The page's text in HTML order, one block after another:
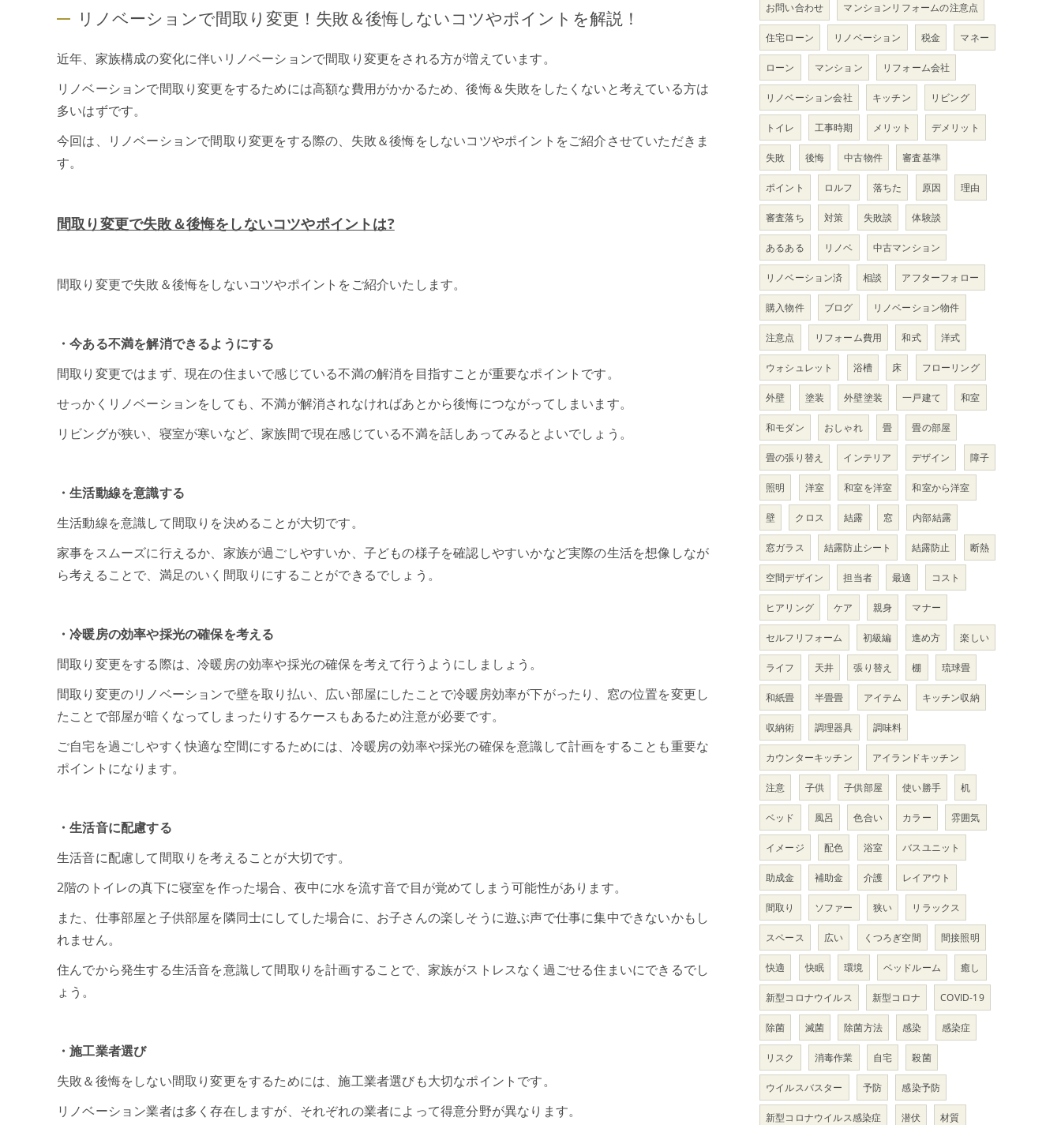
リノベーションで間取り変更！失敗＆後悔しないコツやポイントを解説！
近年、家族構成の変化に伴いリノベーションで間取り変更をされる方が増えています。
リノベーションで間取り変更をするためには高額な費用がかかるため、後悔＆失敗をしたくないと考えている方は
多いはずです。
今回は、リノベーションで間取り変更をする際の、失敗＆後悔をしないコツやポイントをご紹介させていただきま
す。
間取り変更で失敗＆後悔をしないコツやポイントは?
間取り変更で失敗＆後悔をしないコツやポイントをご紹介いたします。
・今ある不満を解消できるようにする
間取り変更ではまず、現在の住まいで感じている不満の解消を目指すことが重要なポイントです。
せっかくリノベーションをしても、不満が解消されなければあとから後悔につながってしまいます。
リビングが狭い、寝室が寒いなど、家族間で現在感じている不満を話しあってみるとよいでしょう。
・生活動線を意識する
生活動線を意識して間取りを決めることが大切です。
家事をスムーズに行えるか、家族が過ごしやすいか、子どもの様子を確認しやすいかなど実際の生活を想像しなが
ら考えることで、満足のいく間取りにすることができるでしょう。
・冷暖房の効率や採光の確保を考える
間取り変更をする際は、冷暖房の効率や採光の確保を考えて行うようにしましょう。
間取り変更のリノベーションで壁を取り払い、広い部屋にしたことで冷暖房効率が下がったり、窓の位置を変更し
たことで部屋が暗くなってしまったりするケースもあるため注意が必要です。
ご自宅を過ごしやすく快適な空間にするためには、冷暖房の効率や採光の確保を意識して計画をすることも重要な
ポイントになります。
・生活音に配慮する
生活音に配慮して間取りを考えることが大切です。
2階のトイレの真下に寝室を作った場合、夜中に水を流す音で目が覚めてしまう可能性があります。
また、仕事部屋と子供部屋を隣同士にしてした場合に、お子さんの楽しそうに遊ぶ声で仕事に集中できないかもし
れません。
住んでから発生する生活音を意識して間取りを計画することで、家族がストレスなく過ごせる住まいにできるでし
ょう。
・施工業者選び
失敗＆後悔をしない間取り変更をするためには、施工業者選びも大切なポイントです。
リノベーション業者は多く存在しますが、それぞれの業者によって得意分野が異なります。
お問い合わせ マンションリフォームの注意点
住宅ローン リノベーション 税金 マネー
ローン マンション リフォーム会社
リノベーション会社 キッチン リビング
トイレ 工事時期 メリット デメリット
失敗 後悔 中古物件 審査基準
ポイント ロルフ 落ちた 原因 理由
審査落ち 対策 失敗談 体験談
あるある リノベ 中古マンション
リノベーション済 相談 アフターフォロー
購入物件 ブログ リノベーション物件
注意点 リフォーム費用 和式 洋式
ウォシュレット 浴槽 床 フローリング
外壁 塗装 外壁塗装 一戸建て 和室
和モダン おしゃれ 畳 畳の部屋
畳の張り替え インテリア デザイン 障子
照明 洋室 和室を洋室 和室から洋室
壁 クロス 結露 窓 内部結露
窓ガラス 結露防止シート 結露防止 断熱
空間デザイン 担当者 最適 コスト
ヒアリング ケア 親身 マナー
セルフリフォーム 初級編 進め方 楽しい
ライフ 天井 張り替え 棚 琉球畳
和紙畳 半畳畳 アイテム キッチン収納
収納術 調理器具 調味料
カウンターキッチン アイランドキッチン
注意 子供 子供部屋 使い勝手 机
ベッド 風呂 色合い カラー 雰囲気
イメージ 配色 浴室 バスユニット
助成金 補助金 介護 レイアウト
間取り ソファー 狭い リラックス
スペース 広い くつろぎ空間 間接照明
快適 快眠 環境 ベッドルーム 癒し
新型コロナウイルス 新型コロナ COVID-19
除菌 滅菌 除菌方法 感染 感染症
リスク 消毒作業 自宅 殺菌
ウイルスバスター 予防 感染予防
新型コロナウイルス感染症 潜伏 材質